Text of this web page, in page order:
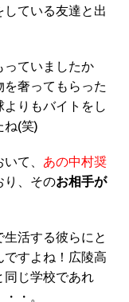
ている友達と出
っていましたか
奢ってもらった
りもバイトをし
ね(笑)
て、 あの中村奨
り、そのお相手が
活する彼らにと
すよね！広陵高
同じ学校であれ
・。